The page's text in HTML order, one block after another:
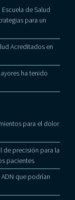
de Salud
para un
Acreditados en
ha tenido
para el dolor
de precisión para la
pacientes
que podrían